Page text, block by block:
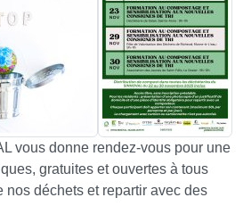
vous donne rendez-vous pour une
gratuites et ouvertes à tous
nos déchets et repartir avec des